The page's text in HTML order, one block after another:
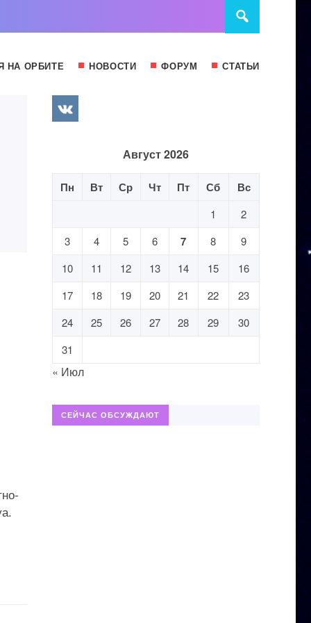
НА ОРБИТЕ НОВОСТИ ФОРУМ СТАТЬИ
Август 2026
Пн Вт Ср Чт Пт Сб Вс
1
2
3
4 5 6 7 8
9
10
11 12 13 14 15
16
17
18 19 20 21 22
23
24
25 26 27 28 29
30
31
« Июл
СЕЙЧАС ОБСУЖДАЮТ